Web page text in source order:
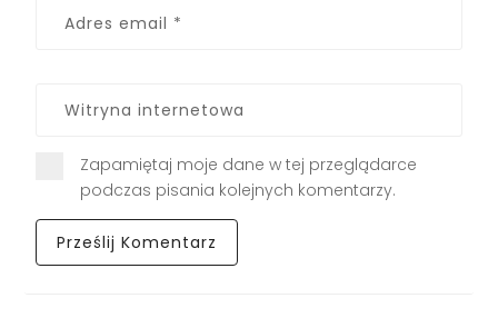
Zapamiętaj moje dane w tej przeglądarce
podczas pisania kolejnych komentarzy.